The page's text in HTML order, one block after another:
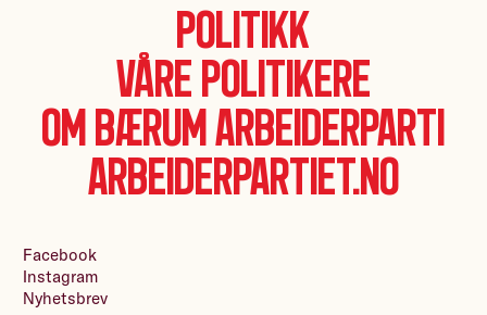
Politikk
Våre politikere
Om Bærum Arbeiderparti
Arbeiderpartiet.no
Facebook
Instagram
Nyhetsbrev